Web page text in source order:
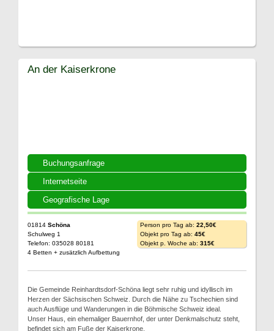
Buchungsanfrage
Internetseite
Geografische Lage
An der Kaiserkrone
01814 Schöna
Schulweg 1
Telefon: 035028 80181
4 Betten + zusätzlich Aufbettung
Person pro Tag ab: 22,50€
Objekt pro Tag ab: 45€
Objekt p. Woche ab: 315€
Die Gemeinde Reinhardtsdorf-Schöna liegt sehr ruhig und idyllisch im
Herzen der Sächsischen Schweiz. Durch die Nähe zu Tschechien sind
auch Ausflüge und Wanderungen in die Böhmische Schweiz ideal.
Unser Haus, ein ehemaliger Bauernhof, der unter Denkmalschutz steht,
befindet sich am Fuße der Kaiserkrone.